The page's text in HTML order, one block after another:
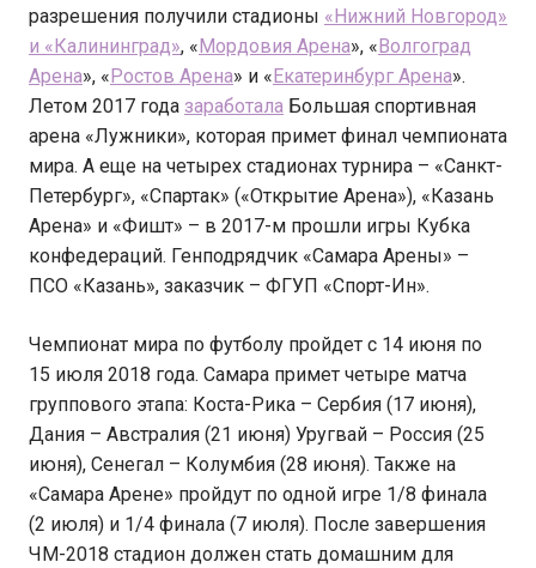
разрешения получили стадионы «Нижний Новгород»
и «Калининград», « Мордовия Арена», « Волгоград
Арена», « Ростов Арена» и « Екатеринбург Арена».
Летом 2017 года заработала Большая спортивная
арена «Лужники», которая примет финал чемпионата
мира. А еще на четырех стадионах турнира – «Санкт-
Петербург», «Спартак» («Открытие Арена»), «Казань
Арена» и «Фишт» – в 2017-м прошли игры Кубка
конфедераций. Генподрядчик «Самара Арены» –
ПСО «Казань», заказчик – ФГУП «Спорт-Ин».
Чемпионат мира по футболу пройдет с 14 июня по
15 июля 2018 года. Самара примет четыре матча
группового этапа: Коста-Рика – Сербия (17 июня),
Дания – Австралия (21 июня) Уругвай – Россия (25
июня), Сенегал – Колумбия (28 июня). Также на
«Самара Арене» пройдут по одной игре 1/8 финала
(2 июля) и 1/4 финала (7 июля). После завершения
ЧМ-2018 стадион должен стать домашним для